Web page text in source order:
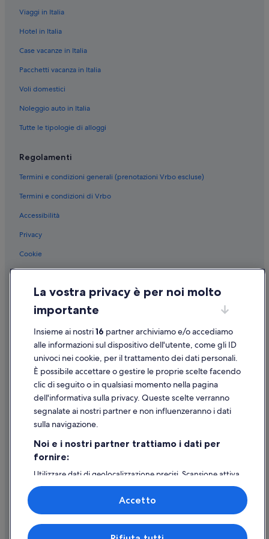
Bellaria-Igea Marina: Hotel all inclusive
Bellaria-Igea Marina: Hotel con bar
Viaggi in Italia
Hotel in Italia
Case vacanze in Italia
Pacchetti vacanza in Italia
Voli domestici
Noleggio auto in Italia
Tutte le tipologie di alloggi
Regolamenti
Termini e condizioni generali (prenotazioni Vrbo escluse)
Termini e condizioni di Vrbo
Accessibilità
Privacy
Cookie
Condizioni per l'utilizzo
Informazioni legali/Contatti
Linee guida sui contenuti e segnalazione dei contenuti
Supporto
Assistenza clienti
Contattaci
Come cancellare un volo
Come modificare la prenotazione di un hotel o una casa vacanze
Utilizzare un coupon Expedia
Documenti per i viaggi internazionali
La vostra privacy è per noi molto
importante
Insieme ai nostri16 partner archiviamo e/o accediamo
alle informazioni sul dispositivo dell'utente, come gli ID
univoci nei cookie, per il trattamento dei dati personali.
È possibile accettare o gestire le proprie scelte facendo
clic di seguito o in qualsiasi momento nella pagina
dell'informativa sulla privacy. Queste scelte verranno
segnalate ai nostri partner e non influenzeranno i dati
sulla navigazione.
Noi e i nostri partner trattiamo i dati per
fornire:
Utilizzare dati di geolocalizzazione precisi. Scansione attiva
delle caratteristiche del dispositivo ai fini
dell’identificazione. Archiviare informazioni su dispositivo
e/o accedervi. Pubblicità e contenuti personalizzati,
misurazione delle prestazioni dei contenuti e degli
annunci, ricerche sul pubblico, sviluppo di servizi.
Accetto